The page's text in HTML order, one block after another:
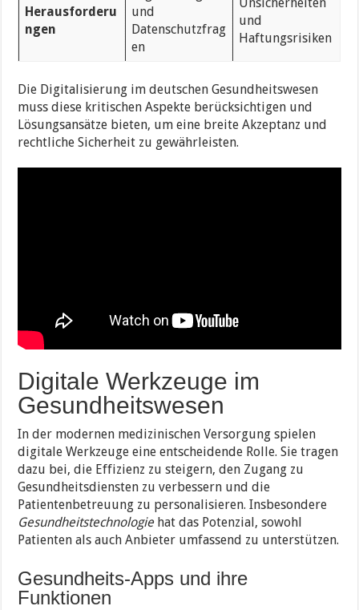
Herausforderu
ngen
und
Datenschutzfrag
en
und
Haftungsrisiken
Die Digitalisierung im deutschen Gesundheitswesen
muss diese kritischen Aspekte berücksichtigen und
Lösungsansätze bieten, um eine breite Akzeptanz und
rechtliche Sicherheit zu gewährleisten.
Digitale Werkzeuge im
Gesundheitswesen
In der modernen medizinischen Versorgung spielen
digitale Werkzeuge eine entscheidende Rolle. Sie tragen
dazu bei, die Effizienz zu steigern, den Zugang zu
Gesundheitsdiensten zu verbessern und die
Patientenbetreuung zu personalisieren. Insbesondere
Gesundheitstechnologiehat das Potenzial, sowohl
Patienten als auch Anbieter umfassend zu unterstützen.
Gesundheits-Apps und ihre
Funktionen